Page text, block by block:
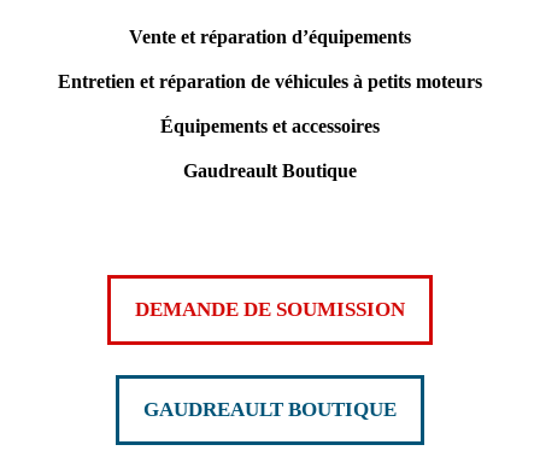
Vente et réparation d’équipements
Entretien et réparation de véhicules à petits moteurs
Équipements et accessoires
Gaudreault Boutique
DEMANDE DE SOUMISSION
GAUDREAULT BOUTIQUE